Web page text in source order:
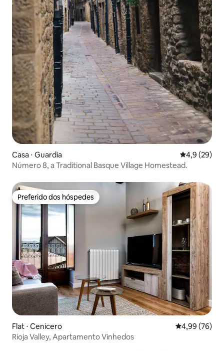
Casa ⋅ Guardia 4,9 de uma
4,9 (29)
Número 8, a Traditional Basque Village Homestead.
Preferido dos hóspedes
Preferido dos hóspedes
Flat ⋅ Cenicero 4,99 de uma
4,99 (76)
Rioja Valley, Apartamento Vinhedos